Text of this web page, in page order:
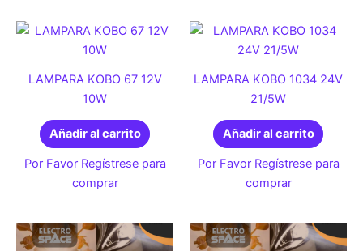
LAMPARA KOBO 67 12V
10W
Añadir al carrito
Por Favor Regístrese para
comprar
LAMPARA KOBO 1034 24V
21/5W
Añadir al carrito
Por Favor Regístrese para
comprar